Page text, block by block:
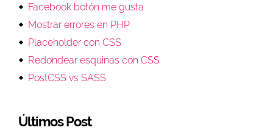
Facebook botón me gusta
Mostrar errores en PHP
Placeholder con CSS
Redondear esquinas con CSS
PostCSS vs SASS
Últimos Post